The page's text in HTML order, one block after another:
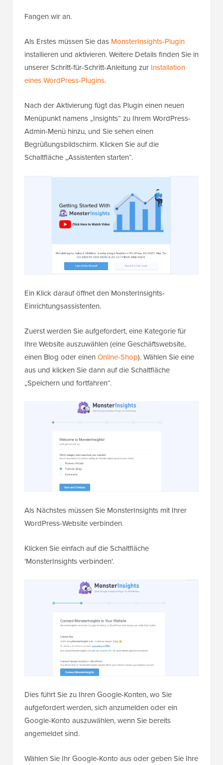
Fangen wir an.
Als Erstes müssen Sie das MonsterInsights-Plugin
installieren und aktivieren. Weitere Details finden Sie in
unserer Schritt-für-Schritt-Anleitung zur Installation
eines WordPress-Plugins.
Nach der Aktivierung fügt das Plugin einen neuen
Menüpunkt namens „Insights“ zu Ihrem WordPress-
Admin-Menü hinzu, und Sie sehen einen
Begrüßungsbildschirm. Klicken Sie auf die
Schaltfläche „Assistenten starten“.
Ein Klick darauf öffnet den MonsterInsights-
Einrichtungsassistenten.
Zuerst werden Sie aufgefordert, eine Kategorie für
Ihre Website auszuwählen (eine Geschäftswebsite,
einen Blog oder einen Online-Shop). Wählen Sie eine
aus und klicken Sie dann auf die Schaltfläche
„Speichern und fortfahren“.
Als Nächstes müssen Sie MonsterInsights mit Ihrer
WordPress-Website verbinden.
Klicken Sie einfach auf die Schaltfläche
'MonsterInsights verbinden'.
Dies führt Sie zu Ihren Google-Konten, wo Sie
aufgefordert werden, sich anzumelden oder ein
Google-Konto auszuwählen, wenn Sie bereits
angemeldet sind.
Wählen Sie Ihr Google-Konto aus oder geben Sie Ihre